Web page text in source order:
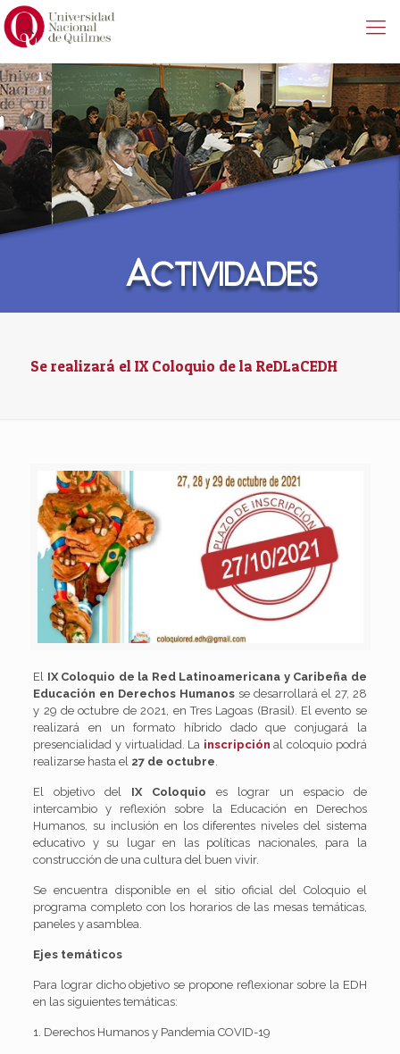
Se realizará el IX Coloquio de la ReDLaCEDH
El IX Coloquio de la Red Latinoamericana y Caribeña de
Educación en Derechos Humanos se desarrollará el 27, 28
y 29 de octubre de 2021, en Tres Lagoas (Brasil). El evento se
realizará en un formato híbrido dado que conjugará la
presencialidad y virtualidad. La inscripción al coloquio podrá
realizarse hasta el 27 de octubre
El objetivo del IX Coloquio es lograr un espacio de
intercambio y reflexión sobre la Educación en Derechos
Humanos, su inclusión en los diferentes niveles del sistema
educativo y su lugar en las políticas nacionales, para la
construcción de una cultura del buen vivir.
Se encuentra disponible en el sitio oficial del Coloquio el
programa completo con los horarios de las mesas temáticas,
paneles y asamblea.
Ejes temáticos
Para lograr dicho objetivo se propone reflexionar sobre la EDH
en las siguientes temáticas:
1. Derechos Humanos y Pandemia COVID-19